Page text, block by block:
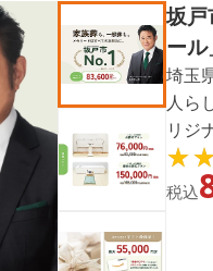
坂
ール
埼玉
人ら
リジ
など
ます
税込